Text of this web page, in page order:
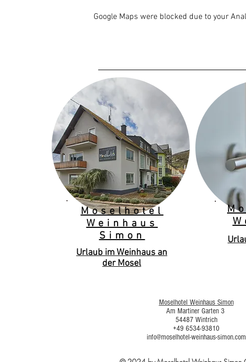
Google Maps were blocked due to your
Moselhotel
Weinhaus
Simon
Urlaub im Weinhaus an
der Mosel
Moselhotel Weinhaus Simon
Am Martiner Garten 3
54487 Wintrich
+49 6534-93810
info@moselhotel-weinhaus-simon.com